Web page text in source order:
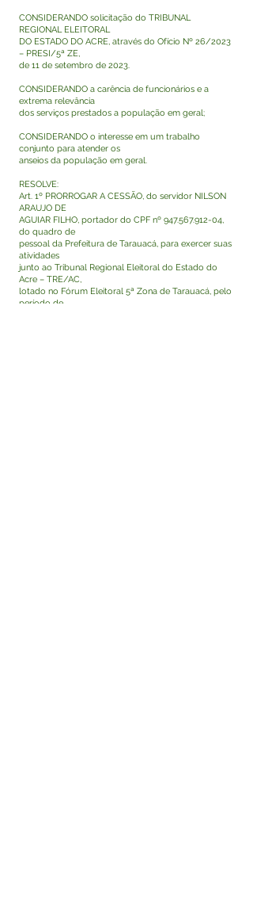
CONSIDERANDO solicitação do TRIBUNAL
REGIONAL ELEITORAL
DO ESTADO DO ACRE, através do Ofício Nº 26/2023
– PRESI/5ª ZE,
de 11 de setembro de 2023.
CONSIDERANDO a carência de funcionários e a
extrema relevância
dos serviços prestados a população em geral;
CONSIDERANDO o interesse em um trabalho
conjunto para atender os
anseios da população em geral.
RESOLVE:
Art. 1º PRORROGAR A CESSÃO, do servidor NILSON
ARAUJO DE
AGUIAR FILHO, portador do CPF nº 947.567.912-04,
do quadro de
pessoal da Prefeitura de Tarauacá, para exercer suas
atividades
junto ao Tribunal Regional Eleitoral do Estado do
Acre – TRE/AC,
lotado no Fórum Eleitoral 5ª Zona de Tarauacá, pelo
período de